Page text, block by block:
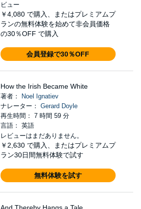
ビュー
￥4,080 で購入、またはプレミアムプ
ランの無料体験を始めて非会員価格
の30％OFF で購入
会員登録で30％OFF
How the Irish Became White
著者：
Noel Ignatiev
ナレーター： Gerard Doyle
再生時間： 7 時間 59 分
言語： 英語
レビューはまだありません。
￥2,630 で購入、またはプレミアムプ
ラン30日間無料体験で試す
無料体験を試す